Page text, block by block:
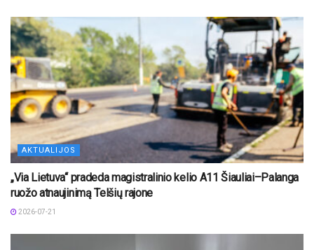
AKTUALIJOS
„Via Lietuva“ pradeda magistralinio kelio A11 Šiauliai–Palanga
ruožo atnaujinimą Telšių rajone
2026-07-21